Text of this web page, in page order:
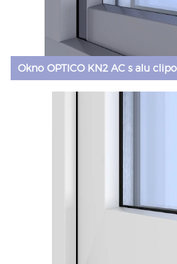
Okno OPTICO KN2 AC s alu